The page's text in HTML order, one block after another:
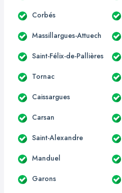
Corbés
Massillargues-Attuech
Saint-Félix-de-Pallières
Tornac
Caissargues
Carsan
Saint-Alexandre
Manduel
Garons